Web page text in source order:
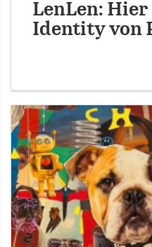
LenLen:
Identity von